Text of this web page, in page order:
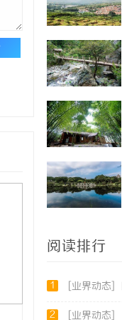
阅读排行
1 [业界动态]
2 [业界动态]